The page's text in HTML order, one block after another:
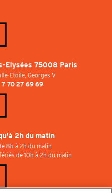
Elysées 75008 Paris
Etoile, Georges V
7 70 27 69 69
2h du matin
8h à 2h du matin
de 10h à 2h du matin